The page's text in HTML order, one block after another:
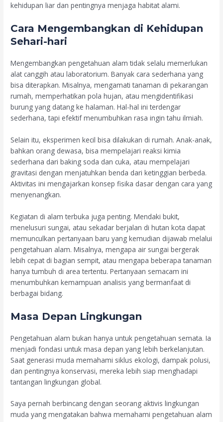
kehidupan liar dan pentingnya menjaga habitat alami.
Cara Mengembangkan di Kehidupan
Sehari-hari
Mengembangkan pengetahuan alam tidak selalu memerlukan
alat canggih atau laboratorium. Banyak cara sederhana yang
bisa diterapkan. Misalnya, mengamati tanaman di pekarangan
rumah, memperhatikan pola hujan, atau mengidentifikasi
burung yang datang ke halaman. Hal-hal ini terdengar
sederhana, tapi efektif menumbuhkan rasa ingin tahu ilmiah.
Selain itu, eksperimen kecil bisa dilakukan di rumah. Anak-anak,
bahkan orang dewasa, bisa mempelajari reaksi kimia
sederhana dari baking soda dan cuka, atau mempelajari
gravitasi dengan menjatuhkan benda dari ketinggian berbeda.
Aktivitas ini mengajarkan konsep fisika dasar dengan cara yang
menyenangkan.
Kegiatan di alam terbuka juga penting. Mendaki bukit,
menelusuri sungai, atau sekadar berjalan di hutan kota dapat
memunculkan pertanyaan baru yang kemudian dijawab melalui
pengetahuan alam. Misalnya, mengapa air sungai bergerak
lebih cepat di bagian sempit, atau mengapa beberapa tanaman
hanya tumbuh di area tertentu. Pertanyaan semacam ini
menumbuhkan kemampuan analisis yang bermanfaat di
berbagai bidang.
Masa Depan Lingkungan
Pengetahuan alam bukan hanya untuk pengetahuan semata. Ia
menjadi fondasi untuk masa depan yang lebih berkelanjutan.
Saat generasi muda memahami siklus ekologi, dampak polusi,
dan pentingnya konservasi, mereka lebih siap menghadapi
tantangan lingkungan global.
Saya pernah berbincang dengan seorang aktivis lingkungan
muda yang mengatakan bahwa memahami pengetahuan alam